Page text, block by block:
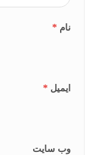
نام *
ایمیل *
وب‌ سایت